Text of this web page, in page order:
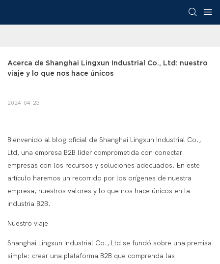
Acerca de Shanghai Lingxun Industrial Co., Ltd: nuestro
viaje y lo que nos hace únicos
2024-04-23
Bienvenido al blog oficial de Shanghai Lingxun Industrial Co.,
Ltd, una empresa B2B líder comprometida con conectar
empresas con los recursos y soluciones adecuados. En este
artículo haremos un recorrido por los orígenes de nuestra
empresa, nuestros valores y lo que nos hace únicos en la
industria B2B.
Nuestro viaje
Shanghai Lingxun Industrial Co., Ltd se fundó sobre una premisa
simple: crear una plataforma B2B que comprenda las